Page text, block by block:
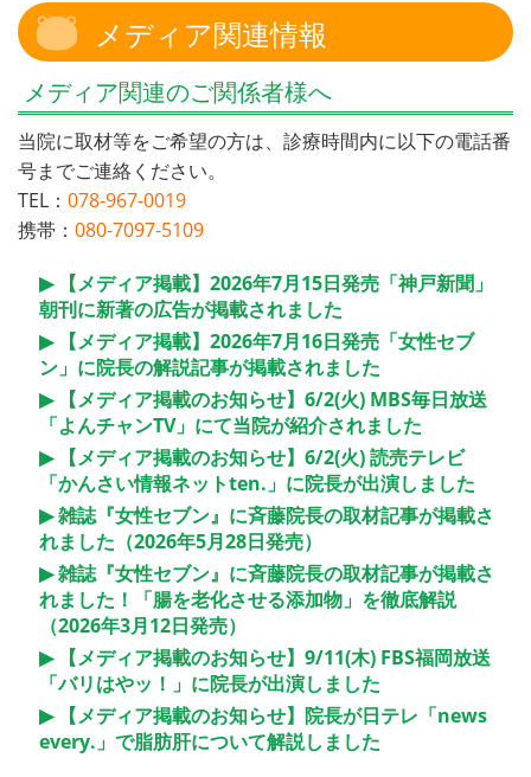
メディア関連情報
メディア関連のご関係者様へ
当院に取材等をご希望の方は、診療時間内に以下の電話番
号までご連絡ください。
TEL： 078-967-0019
携帯： 080-7097-5109
【メディア掲載】2026年7月15日発売「神戸新聞」
朝刊に新著の広告が掲載されました
【メディア掲載】2026年7月16日発売「女性セブ
ン」に院長の解説記事が掲載されました
【メディア掲載のお知らせ】6/2(火) MBS毎日放送
「よんチャンTV」にて当院が紹介されました
【メディア掲載のお知らせ】6/2(火) 読売テレビ
「かんさい情報ネットten.」に院長が出演しました
雑誌『女性セブン』に斉藤院長の取材記事が掲載さ
れました（2026年5月28日発売）
雑誌『女性セブン』に斉藤院長の取材記事が掲載さ
れました！「腸を老化させる添加物」を徹底解説
（2026年3月12日発売）
【メディア掲載のお知らせ】9/11(木) FBS福岡放送
「バリはやッ！」に院長が出演しました
【メディア掲載のお知らせ】院長が日テレ「news
every.」で脂肪肝について解説しました